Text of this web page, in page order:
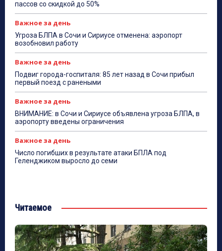
пассов со скидкой до 50%
Важное за день
Угроза БЛПА в Сочи и Сириусе отменена: аэропорт
возобновил работу
Важное за день
Подвиг города-госпиталя: 85 лет назад в Сочи прибыл
первый поезд с ранеными
Важное за день
ВНИМАНИЕ: в Сочи и Сириусе объявлена угроза БЛПА, в
аэропорту введены ограничения
Важное за день
Число погибших в результате атаки БПЛА под
Геленджиком выросло до семи
Читаемое